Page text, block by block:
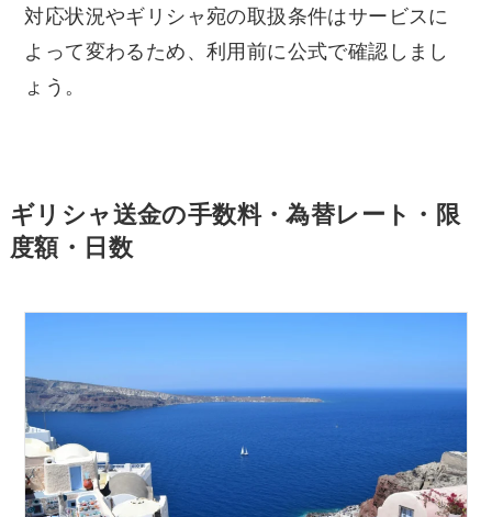
対応状況やギリシャ宛の取扱条件はサービスに
よって変わるため、利用前に公式で確認しまし
ょう。
ギリシャ送金の手数料・為替レート・限
度額・日数